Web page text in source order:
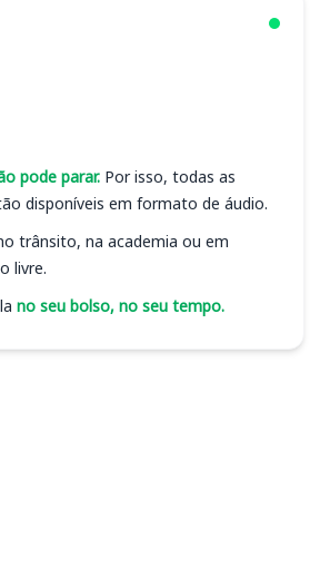
pode parar. Por isso, todas as
disponíveis em formato de áudio.
trânsito, na academia ou em
livre.
no seu bolso, no seu tempo.